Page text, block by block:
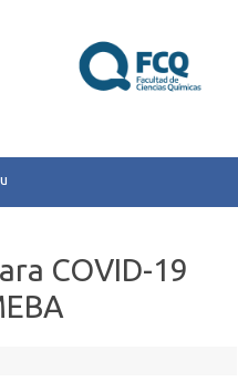
COVID-19